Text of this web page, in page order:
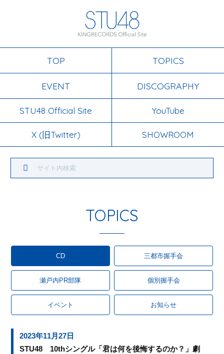
TOP TOPICS
EVENT DISCOGRAPHY
STU48 Official Site YouTube
X (旧Twitter) SHOWROOM
TOPICS
CD 三都市握手会
瀬戸内PR部隊 個別握手会
イベント お知らせ
2023年11月27日
STU48 10thシングル「君は何を後悔するのか？」劇